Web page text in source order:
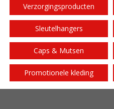
Verzorgingsproducten
Sleutelhangers
Caps & Mutsen
Promotionele kleding